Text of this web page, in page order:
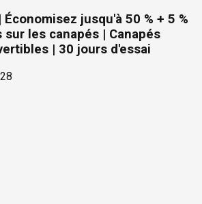
jusqu'à 50 % + 5 %
les canapés | Canapés
| 30 jours d'essai